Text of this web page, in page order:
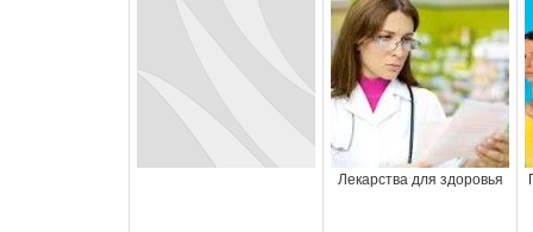
Лекарства для здоровья